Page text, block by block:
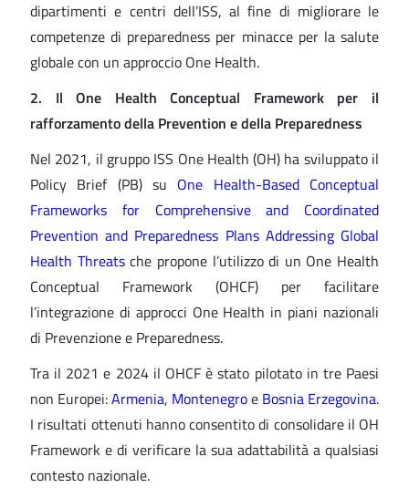
dipartimenti e centri dell’ISS, al fine di migliorare le
competenze di preparedness per minacce per la salute
globale con un approccio One Health.
2. Il One Health Conceptual Framework per il
rafforzamento della Prevention e della Preparedness
Nel 2021, il gruppo ISS One Health (OH) ha sviluppato il
Policy Brief (PB) su One Health-Based Conceptual
Frameworks for Comprehensive and Coordinated
Prevention and Preparedness Plans Addressing Global
Health Threatsche propone l’utilizzo di un One Health
Conceptual Framework (OHCF) per facilitare
l’integrazione di approcci One Health in piani nazionali
di Prevenzione e Preparedness.
Tra il 2021 e 2024 il OHCF è stato pilotato in tre Paesi
non Europei:Armenia, Montenegroe Bosnia Erzegovina.
I risultati ottenuti hanno consentito di consolidare il OH
Framework e di verificare la sua adattabilità a qualsiasi
contesto nazionale.